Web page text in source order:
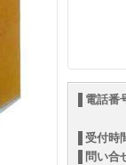
電話番
受付時
問い合